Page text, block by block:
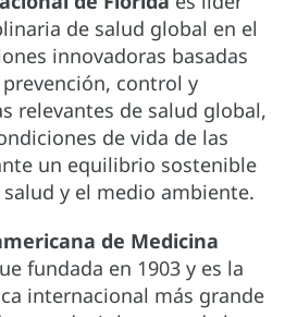
de salud global en el
innovadoras basadas
control y
relevantes de salud global,
de vida de las
un equilibrio sostenible
y el medio ambiente.
de Medicina
fundada en 1903 y es la
internacional más grande